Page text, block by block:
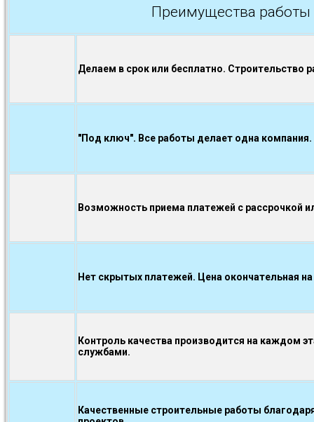
Преимущества
Делаем в срок или бесплатно. Строительство
"Под ключ". Все работы делает одна компания.
Возможность приема платежей с рассрочкой
Нет скрытых платежей. Цена окончательная
Контроль качества производится на каждом
службами.
Качественные строительные работы